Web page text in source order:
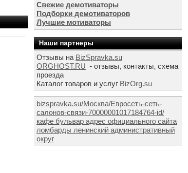
Свежие демотиваторы
Подборки демотиваторов
Лучшие мотиваторы
Наши партнеры
Отзывы на BizSpravka.su
ORGHOST.RU - отзывы, контакты, схема
проезда
Каталог товаров и услуг BizOrg.su
bizspravka.su/Москва/Евросеть-сеть-
салонов-связи-70000001017184764-id/
кафе бульвар адрес официального сайта
ломбарды ленинский административный
округ